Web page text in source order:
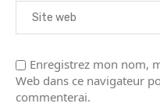
Enregistrez mon nom,
Web dans ce navigateur
commenterai.